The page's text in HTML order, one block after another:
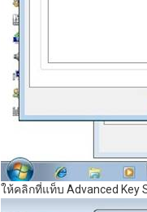
ให้คลิกที่แท็บ Advanced Key